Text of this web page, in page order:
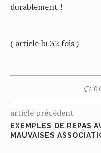
durablement !
( article lu 32 fois )
0
article précédent
EXEMPLES DE REPAS
MAUVAISES